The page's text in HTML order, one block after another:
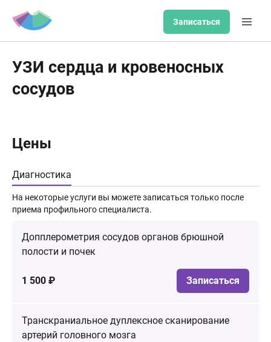
Записаться
УЗИ сердца и кровеносных
сосудов
Цены
Диагностика
На некоторые услуги вы можете записаться только после
приема профильного специалиста.
Допплерометрия сосудов органов брюшной
полости и почек
1 500 ₽ Записаться
Транскраниальное дуплексное сканирование
артерий головного мозга